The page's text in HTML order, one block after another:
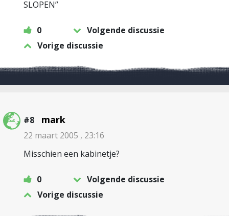
SLOPEN”
0
Volgende discussie
Vorige discussie
#8 mark
22 maart 2005 , 23:16
Misschien een kabinetje?
0
Volgende discussie
Vorige discussie